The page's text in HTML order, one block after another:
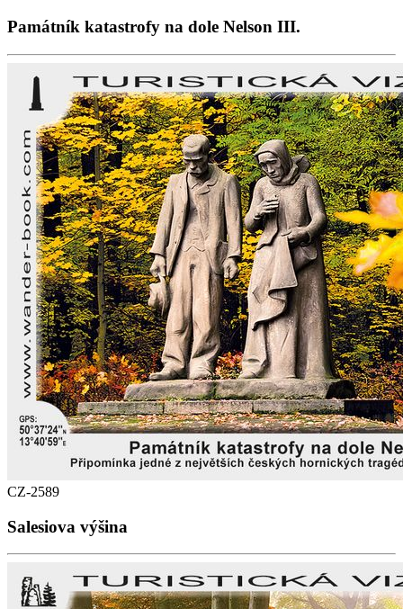
Památník katastrofy na dole Nelson III.
CZ-2589
Salesiova výšina